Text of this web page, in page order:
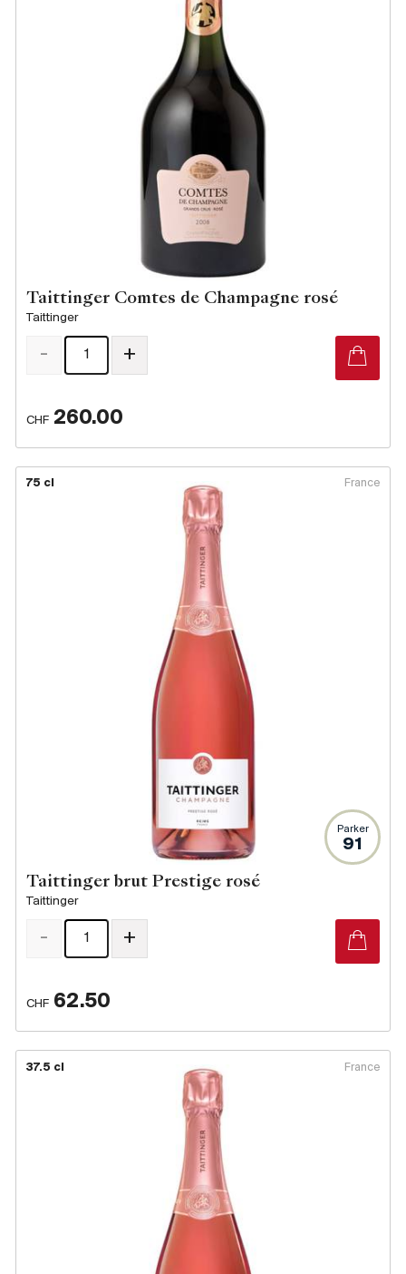
Taittinger Comtes de Champagne rosé
Taittinger
CHF 260.00
- +
75 cl France
Parker
91
Taittinger brut Prestige rosé
Taittinger
CHF 62.50
- +
37.5 cl France